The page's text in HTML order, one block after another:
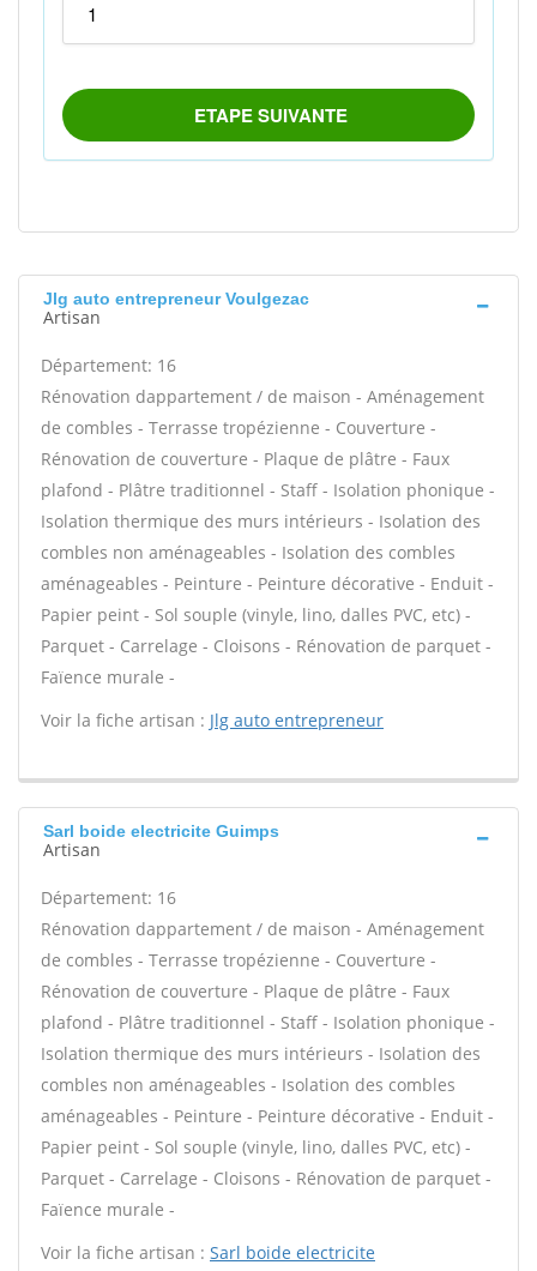
Jlg auto entrepreneur Voulgezac
Artisan
Département: 16
Rénovation dappartement / de maison - Aménagement
de combles - Terrasse tropézienne - Couverture -
Rénovation de couverture - Plaque de plâtre - Faux
plafond - Plâtre traditionnel - Staff - Isolation phonique -
Isolation thermique des murs intérieurs - Isolation des
combles non aménageables - Isolation des combles
aménageables - Peinture - Peinture décorative - Enduit -
Papier peint - Sol souple (vinyle, lino, dalles PVC, etc) -
Parquet - Carrelage - Cloisons - Rénovation de parquet -
Faïence murale -
Voir la fiche artisan : Jlg auto entrepreneur
Sarl boide electricite Guimps
Artisan
Département: 16
Rénovation dappartement / de maison - Aménagement
de combles - Terrasse tropézienne - Couverture -
Rénovation de couverture - Plaque de plâtre - Faux
plafond - Plâtre traditionnel - Staff - Isolation phonique -
Isolation thermique des murs intérieurs - Isolation des
combles non aménageables - Isolation des combles
aménageables - Peinture - Peinture décorative - Enduit -
Papier peint - Sol souple (vinyle, lino, dalles PVC, etc) -
Parquet - Carrelage - Cloisons - Rénovation de parquet -
Faïence murale -
Voir la fiche artisan : Sarl boide electricite